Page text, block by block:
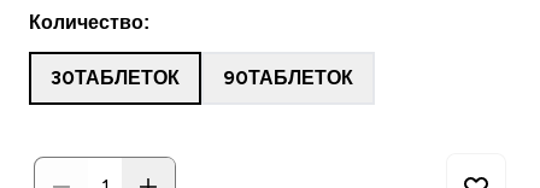
Количество:
30ТАБЛЕТОК 90ТАБЛЕТОК